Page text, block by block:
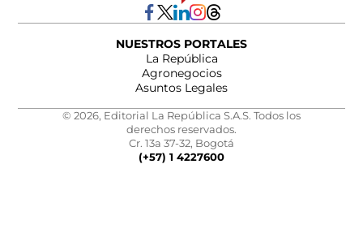
NUESTROS PORTALES
La República
Agronegocios
Asuntos Legales
© 2026, Editorial La República S.A.S. Todos los
derechos reservados.
Cr. 13a 37-32, Bogotá
(+57) 1 4227600